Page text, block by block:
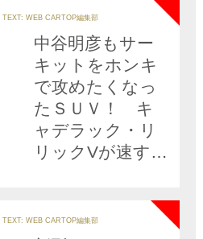
TEXT: WEB CARTOP編集部
中谷明彦もサー
キットをホンキ
で攻めたくなっ
たＳＵＶ！ キ
ャデラック・リ
リックVが速すぎ
TEXT: WEB CARTOP編集部